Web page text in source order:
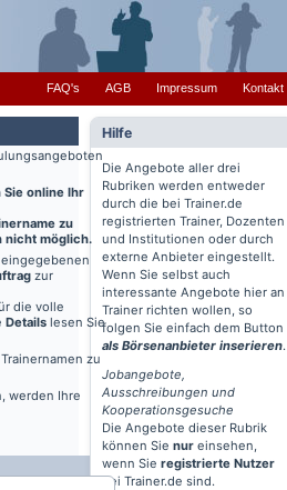
FAQ's AGB Impressum Kontakt
Hilfe
Die Angebote aller drei
Rubriken werden entweder
durch die bei Trainer.de
registrierten Trainer, Dozenten
und Institutionen oder durch
externe Anbieter eingestellt.
Wenn Sie selbst auch
interessante Angebote hier an
Trainer richten wollen, so
folgen Sie einfach dem Button
als Börsenanbieter inserieren.
Jobangebote,
Ausschreibungen und
Kooperationsgesuche
Die Angebote dieser Rubrik
können Sie nur einsehen,
wenn Sie registrierte Nutzer
bei Trainer.de sind.
Sie online Ihr
zu
nicht möglich.
zur
die volle
Details lesen Sie
zu
werden Ihre